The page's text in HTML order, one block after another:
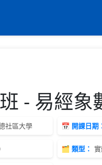
- 易經象
社區大學 📅 開課日期
🗂 類型：